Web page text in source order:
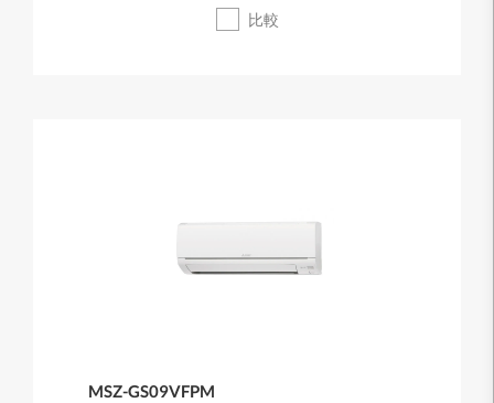
比較
MSZ-GS09VFPM